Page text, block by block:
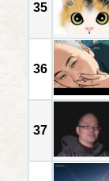
35
36
37